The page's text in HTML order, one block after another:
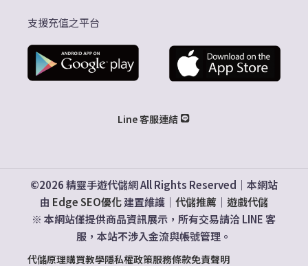
支援充值之平台
Line 客服連結
©2026 精靈手遊代儲網 All Rights Reserved｜本網站
由 Edge SEO優化建置維護｜ 代儲推薦｜ 遊戲代儲
※ 本網站僅提供商品資訊展示，所有交易請洽 LINE 客
服，本站不涉入金流與帳號管理。
代儲原理購買教學隱私權政策服務條款免責聲明